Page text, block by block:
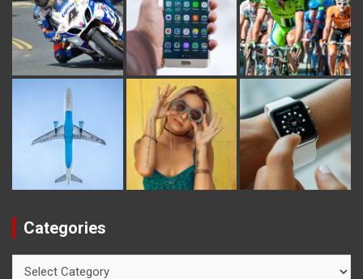
Categories